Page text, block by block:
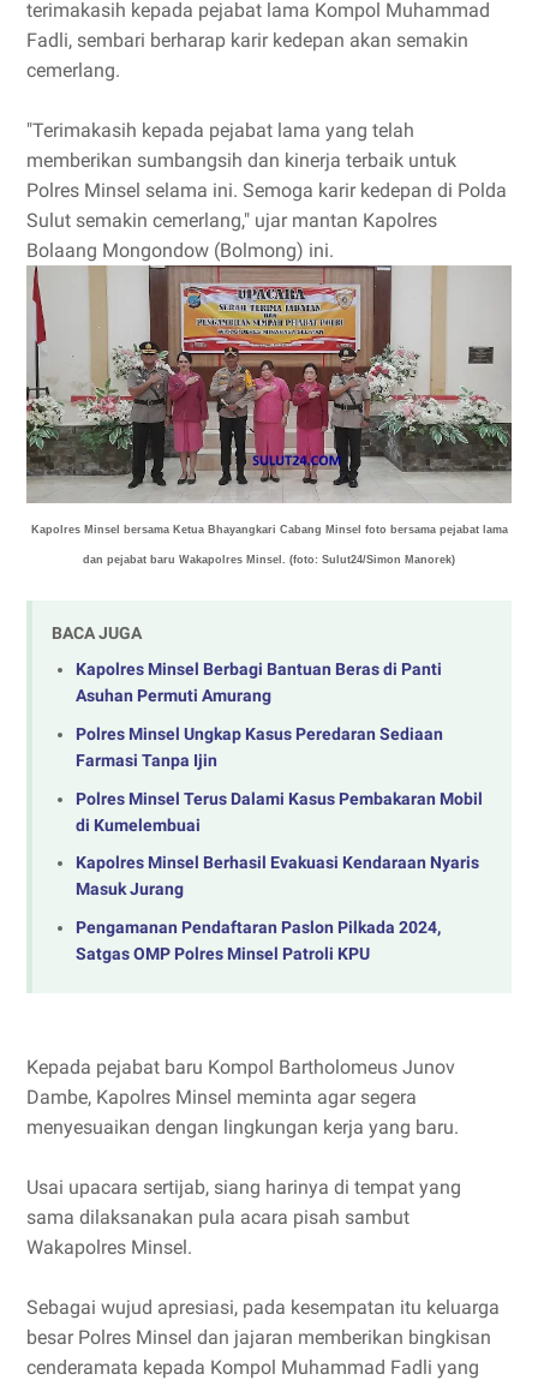
terimakasih kepada pejabat lama Kompol Muhammad
Fadli, sembari berharap karir kedepan akan semakin
cemerlang.
"Terimakasih kepada pejabat lama yang telah
memberikan sumbangsih dan kinerja terbaik untuk
Polres Minsel selama ini. Semoga karir kedepan di Polda
Sulut semakin cemerlang," ujar mantan Kapolres
Bolaang Mongondow (Bolmong) ini.
Kapolres Minsel bersama Ketua Bhayangkari Cabang Minsel foto bersama pejabat lama
dan pejabat baru Wakapolres Minsel. (foto: Sulut24/Simon Manorek)
BACA JUGA
Kapolres Minsel Berbagi Bantuan Beras di Panti
Asuhan Permuti Amurang
Polres Minsel Ungkap Kasus Peredaran Sediaan
Farmasi Tanpa Ijin
Polres Minsel Terus Dalami Kasus Pembakaran Mobil
di Kumelembuai
Kapolres Minsel Berhasil Evakuasi Kendaraan Nyaris
Masuk Jurang
Pengamanan Pendaftaran Paslon Pilkada 2024,
Satgas OMP Polres Minsel Patroli KPU
Kepada pejabat baru Kompol Bartholomeus Junov
Dambe, Kapolres Minsel meminta agar segera
menyesuaikan dengan lingkungan kerja yang baru.
Usai upacara sertijab, siang harinya di tempat yang
sama dilaksanakan pula acara pisah sambut
Wakapolres Minsel.
Sebagai wujud apresiasi, pada kesempatan itu keluarga
besar Polres Minsel dan jajaran memberikan bingkisan
cenderamata kepada Kompol Muhammad Fadli yang